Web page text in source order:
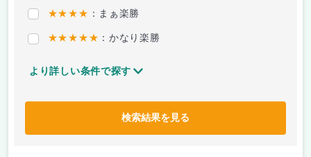
★★★★ ：まぁ楽勝
★★★★★ ：かなり楽勝
より詳しい条件で探す
検索結果を見る